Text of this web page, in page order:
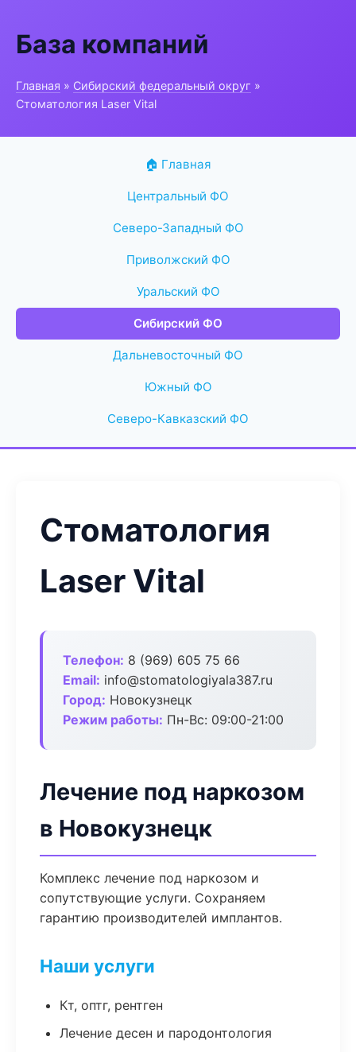
База компаний
Главная » Сибирский федеральный округ »
Стоматология Laser Vital
🏠 Главная
Центральный ФО
Северо-Западный ФО
Приволжский ФО
Уральский ФО
Сибирский ФО
Дальневосточный ФО
Южный ФО
Северо-Кавказский ФО
Стоматология
Laser Vital
Телефон: 8 (969) 605 75 66
Email: info@stomatologiyala387.ru
Город: Новокузнецк
Режим работы: Пн-Вс: 09:00-21:00
Лечение под наркозом
в Новокузнецк
Комплекс лечение под наркозом и
сопутствующие услуги. Сохраняем
гарантию производителей имплантов.
Наши услуги
Кт, оптг, рентген
Лечение десен и пародонтология